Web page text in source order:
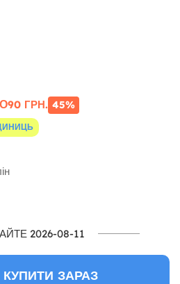
90 ГРН. 45%
2026-08-11
КУПИТИ ЗАРАЗ